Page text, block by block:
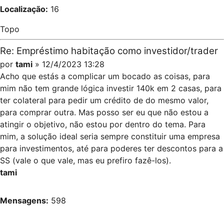
Localização: 16
Topo
Re: Empréstimo habitação como investidor/trader
por tami » 12/4/2023 13:28
Acho que estás a complicar um bocado as coisas, para
mim não tem grande lógica investir 140k em 2 casas, para
ter colateral para pedir um crédito de do mesmo valor,
para comprar outra. Mas posso ser eu que não estou a
atingir o objetivo, não estou por dentro do tema. Para
mim, a solução ideal seria sempre constituir uma empresa
para investimentos, até para poderes ter descontos para a
SS (vale o que vale, mas eu prefiro fazê-los).
tami
Mensagens: 598